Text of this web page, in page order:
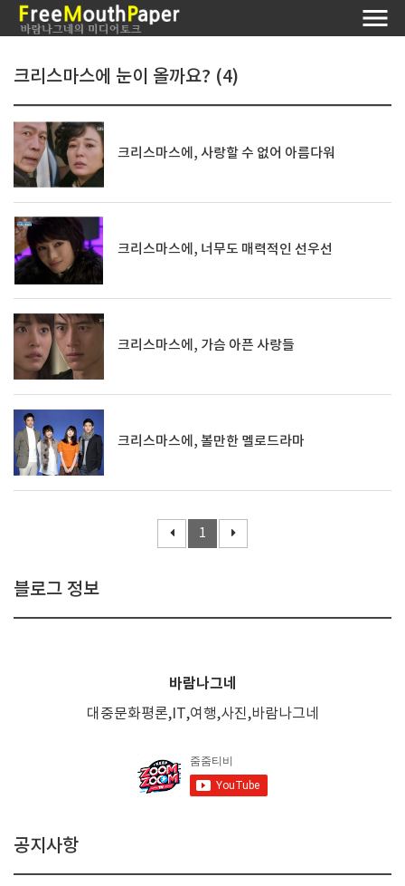
크리스마스에 눈이 올까요? (4)
크리스마스에, 사랑할 수 없어 아름다워
크리스마스에, 너무도 매력적인 선우선
크리스마스에, 가슴 아픈 사랑들
크리스마스에, 볼만한 멜로드라마
1
블로그 정보
바람나그네
대중문화평론,IT,여행,사진,바람나그네
공지사항